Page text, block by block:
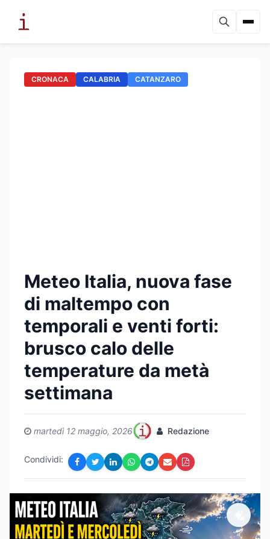
CRONACA CALABRIA CATANZARO
Meteo Italia, nuova fase
di maltempo con
temporali e venti forti:
brusco calo delle
temperature da metà
settimana
martedì 12 maggio, 2026 Redazione
Condividi: